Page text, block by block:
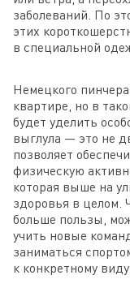
заболеваний. По
этих
в специальной
Немецкого
квартире, но в
будет уделить
выглула — это не
позволяет
физическую
которая выше на
здоровья в целом.
больше пользы,
учить новые
заниматься
к конкретному